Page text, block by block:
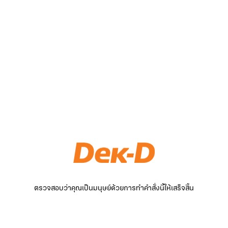
ตรวจสอบว่าคุณเป็นมนุษย์ด้วยการทำคำสั่งนี้ให้เสร็จสิ้น